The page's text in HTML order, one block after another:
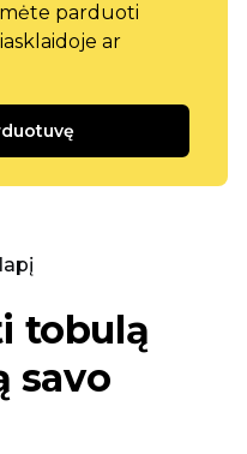
parduoti
ar
tobulą
savo